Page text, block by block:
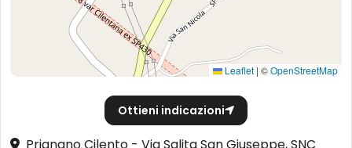
Leaflet | ©OpenStreetMap
Ottieni indicazioni